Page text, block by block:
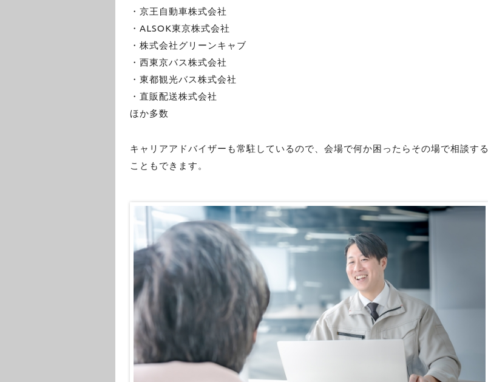
・京王自動車株式会社
・ALSOK東京株式会社
・株式会社グリーンキャブ
・西東京バス株式会社
・東都観光バス株式会社
・直販配送株式会社
ほか多数
キャリアアドバイザーも常駐しているので、会場で何か困ったらその場で相談する
こともできます。